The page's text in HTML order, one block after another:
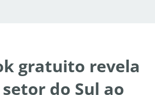
gratuito revela
do Sul ao